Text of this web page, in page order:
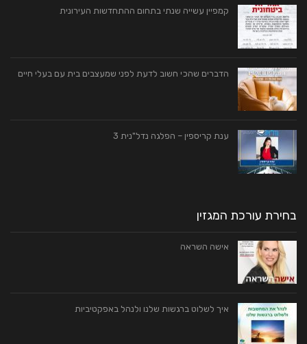
קמפיין עשייה שנתי בתחום ההתחדשות העירונית
הדברים שהכי חשוב לדעת לפני שמעצבים בית עם בעלי חיים
ענת קריספין – הפלגה נדל"נית 3
בחירת עורכת המגזין
אישה השראה
איך לשלוט ברגשות שלנו ולנהל באפקטיביות